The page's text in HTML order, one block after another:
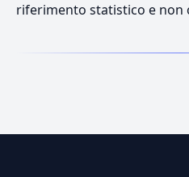
riferimento statistico e non